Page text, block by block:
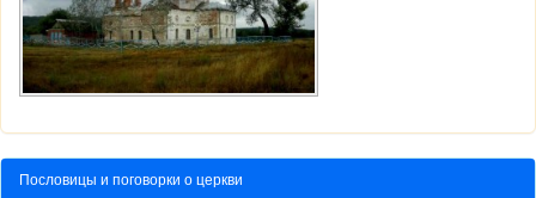
Пословицы и поговорки о церкви